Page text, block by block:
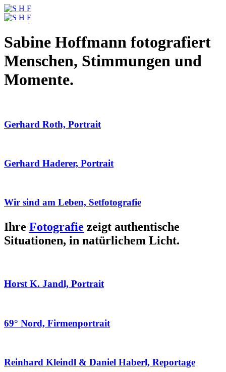
Sabine Hoffmann fotografiert
Menschen, Stimmungen und
Momente.
Gerhard Roth, Portrait
Gerhard Haderer, Portrait
Wir sind am Leben, Setfotografie
Ihre Fotografie zeigt authentische
Situationen, in natürlichem Licht.
Horst K. Jandl, Portrait
69° Nord, Firmenportrait
Reinhard Kleindl & Daniel Haberl, Reportage